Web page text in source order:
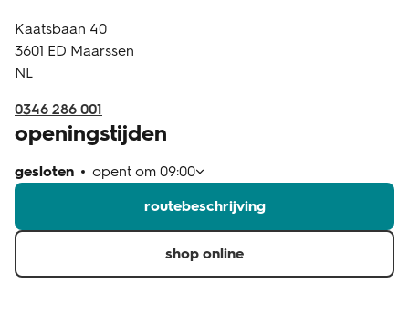
klantenservice
Kaatsbaan 40
3601 ED Maarssen
NL
0346 286 001
openingstijden
gesloten opent om 09:00
routebeschrijving
shop online